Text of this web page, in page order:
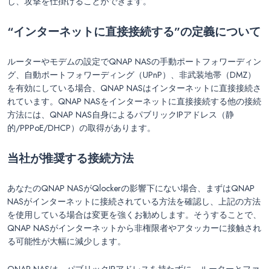
“インターネットに直接接続する”の定義について
ルーターやモデムの設定でQNAP NASの手動ポートフォワーディン
グ、自動ポートフォワーディング（UPnP）、非武装地帯（DMZ）
を有効にしている場合、QNAP NASはインターネットに直接接続さ
れています。QNAP NASをインターネットに直接接続する他の接続
方法には、QNAP NAS自身によるパブリックIPアドレス（静
的/PPPoE/DHCP）の取得があります。
当社が推奨する接続方法
あなたのQNAP NASがQlockerの影響下にない場合、まずはQNAP
NASがインターネットに接続されている方法を確認し、上記の方法
を使用している場合は変更を強くお勧めします。そうすることで、
QNAP NASがインターネットから非権限者やアタッカーに接触され
る可能性が大幅に減少します。